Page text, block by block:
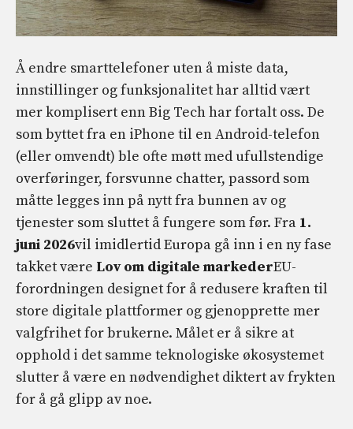
Å endre smarttelefoner uten å miste data,
innstillinger og funksjonalitet har alltid vært
mer komplisert enn Big Tech har fortalt oss. De
som byttet fra en iPhone til en Android-telefon
(eller omvendt) ble ofte møtt med ufullstendige
overføringer, forsvunne chatter, passord som
måtte legges inn på nytt fra bunnen av og
tjenester som sluttet å fungere som før. Fra 1.
juni 2026vil imidlertid Europa gå inn i en ny fase
takket være Lov om digitale markederEU-
forordningen designet for å redusere kraften til
store digitale plattformer og gjenopprette mer
valgfrihet for brukerne. Målet er å sikre at
opphold i det samme teknologiske økosystemet
slutter å være en nødvendighet diktert av frykten
for å gå glipp av noe.